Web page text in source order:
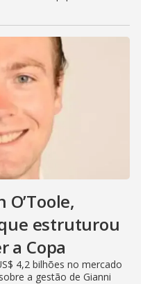
estruturou
a Copa
4,2 bilhões no mercado
a gestão de Gianni